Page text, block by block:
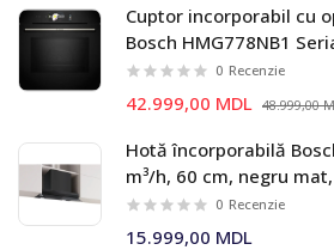
Cuptor incorporabil cu
Bosch HMG778NB1
0 Recenzie
42.999,00 MDL 48.999,00
Hotă încorporabilă
m³/h, 60 cm, negru
0 Recenzie
15.999,00 MDL